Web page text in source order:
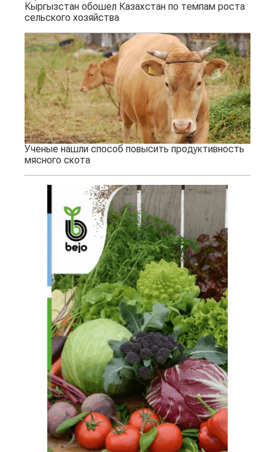
Кыргызстан обошел Казахстан по темпам роста
сельского хозяйства
Ученые нашли способ повысить продуктивность
мясного скота